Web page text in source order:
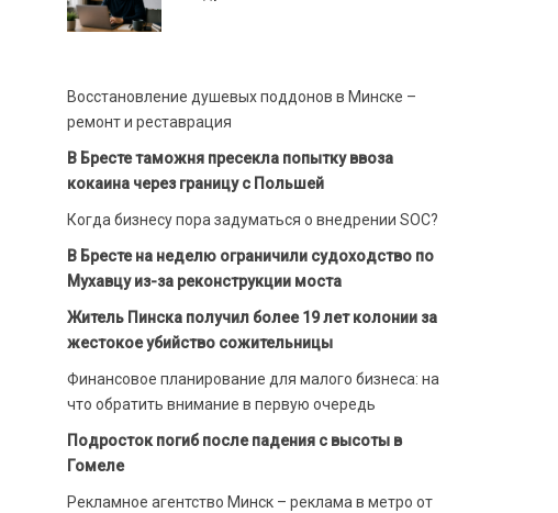
Восстановление душевых поддонов в Минске –
ремонт и реставрация
В Бресте таможня пресекла попытку ввоза
кокаина через границу с Польшей
Когда бизнесу пора задуматься о внедрении SOC?
В Бресте на неделю ограничили судоходство по
Мухавцу из-за реконструкции моста
Житель Пинска получил более 19 лет колонии за
жестокое убийство сожительницы
Финансовое планирование для малого бизнеса: на
что обратить внимание в первую очередь
Подросток погиб после падения с высоты в
Гомеле
Рекламное агентство Минск – реклама в метро от